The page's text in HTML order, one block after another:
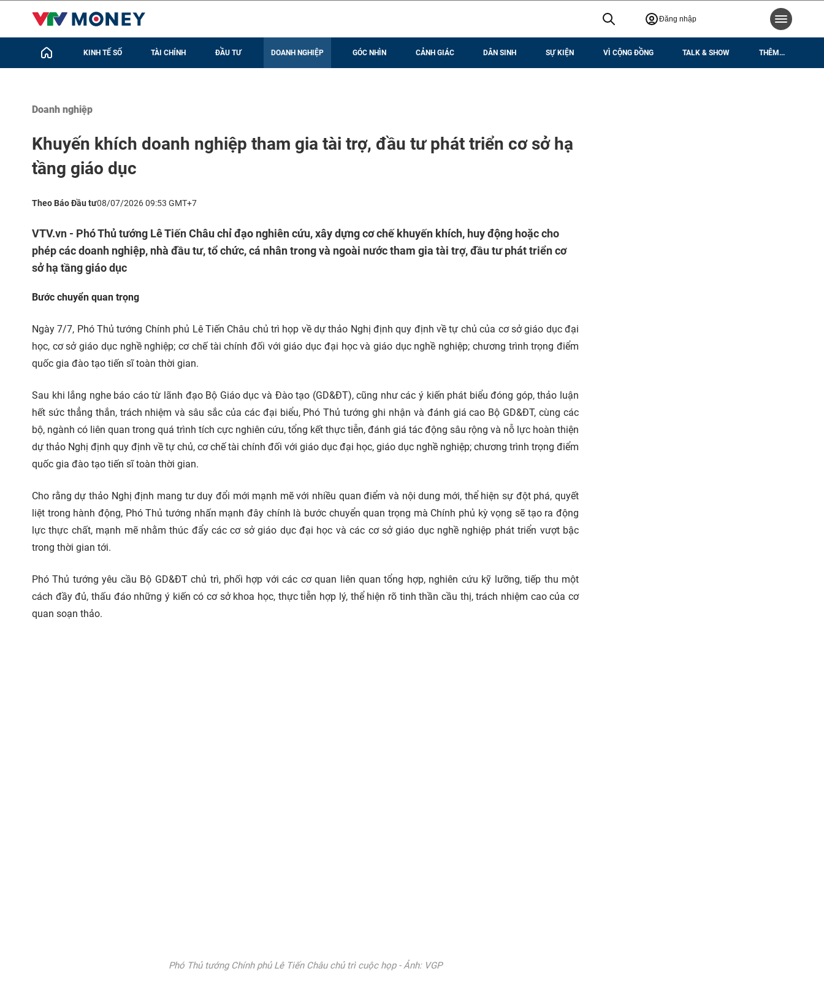
Đăng nhập
KINH TẾ SỐ TÀI CHÍNH ĐẦU TƯ DOANH NGHIỆP GÓC NHÌN CẢNH GIÁC DÂN SINH SỰ KIỆN VÌ CỘNG ĐỒNG TALK & SHOW THÊM...
Doanh nghiệp
Khuyến khích doanh nghiệp tham gia tài trợ, đầu tư phát triển cơ sở hạ
tầng giáo dục
Theo Báo Đầu tư08/07/2026 09:53 GMT+7
VTV.vn - Phó Thủ tướng Lê Tiến Châu chỉ đạo nghiên cứu, xây dựng cơ chế khuyến khích, huy động hoặc cho
phép các doanh nghiệp, nhà đầu tư, tổ chức, cá nhân trong và ngoài nước tham gia tài trợ, đầu tư phát triển cơ
sở hạ tầng giáo dục
Bước chuyển quan trọng
Ngày 7/7, Phó Thủ tướng Chính phủ Lê Tiến Châu chủ trì họp về dự thảo Nghị định quy định về tự chủ của cơ sở giáo dục đại
học, cơ sở giáo dục nghề nghiệp; cơ chế tài chính đối với giáo dục đại học và giáo dục nghề nghiệp; chương trình trọng điểm
quốc gia đào tạo tiến sĩ toàn thời gian.
Sau khi lắng nghe báo cáo từ lãnh đạo Bộ Giáo dục và Đào tạo (GD&ĐT), cũng như các ý kiến phát biểu đóng góp, thảo luận
hết sức thẳng thắn, trách nhiệm và sâu sắc của các đại biểu, Phó Thủ tướng ghi nhận và đánh giá cao Bộ GD&ĐT, cùng các
bộ, ngành có liên quan trong quá trình tích cực nghiên cứu, tổng kết thực tiễn, đánh giá tác động sâu rộng và nỗ lực hoàn thiện
dự thảo Nghị định quy định về tự chủ, cơ chế tài chính đối với giáo dục đại học, giáo dục nghề nghiệp; chương trình trọng điểm
quốc gia đào tạo tiến sĩ toàn thời gian.
Cho rằng dự thảo Nghị định mang tư duy đổi mới mạnh mẽ với nhiều quan điểm và nội dung mới, thể hiện sự đột phá, quyết
liệt trong hành động, Phó Thủ tướng nhấn mạnh đây chính là bước chuyển quan trọng mà Chính phủ kỳ vọng sẽ tạo ra động
lực thực chất, mạnh mẽ nhằm thúc đẩy các cơ sở giáo dục đại học và các cơ sở giáo dục nghề nghiệp phát triển vượt bậc
trong thời gian tới.
Phó Thủ tướng yêu cầu Bộ GD&ĐT chủ trì, phối hợp với các cơ quan liên quan tổng hợp, nghiên cứu kỹ lưỡng, tiếp thu một
cách đầy đủ, thấu đáo những ý kiến có cơ sở khoa học, thực tiễn hợp lý, thể hiện rõ tinh thần cầu thị, trách nhiệm cao của cơ
quan soạn thảo.
Phó Thủ tướng Chính phủ Lê Tiến Châu chủ trì cuộc họp - Ảnh: VGP